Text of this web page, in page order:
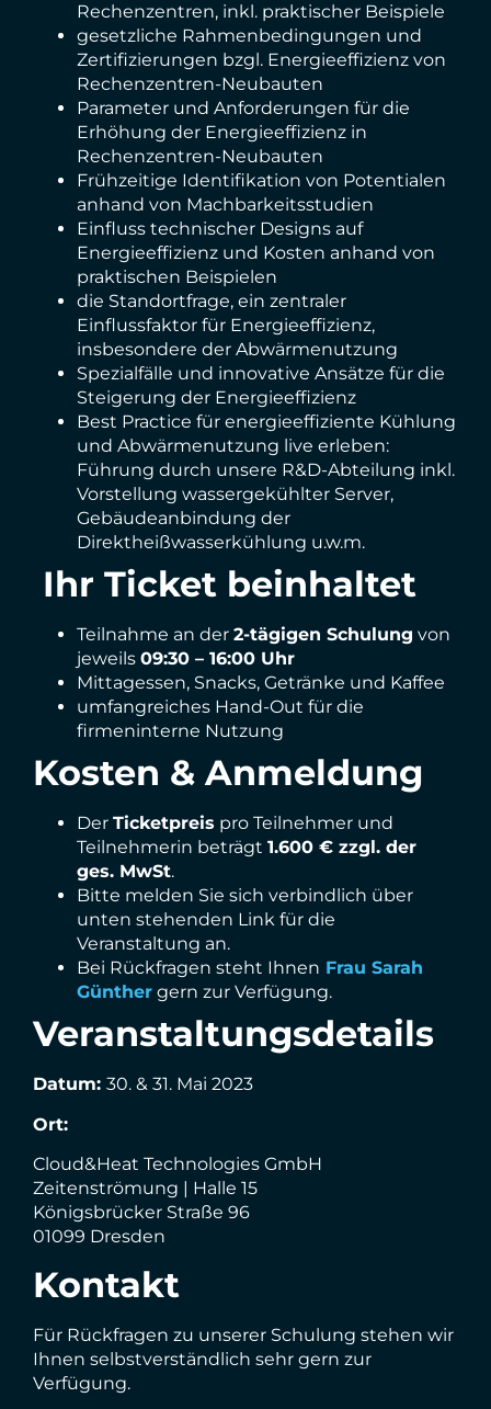
Rechenzentren, inkl. praktischer Beispiele
gesetzliche Rahmenbedingungen und
Zertifizierungen bzgl. Energieeffizienz von
Rechenzentren-Neubauten
Parameter und Anforderungen für die
Erhöhung der Energieeffizienz in
Rechenzentren-Neubauten
Frühzeitige Identifikation von Potentialen
anhand von Machbarkeitsstudien
Einfluss technischer Designs auf
Energieeffizienz und Kosten anhand von
praktischen Beispielen
die Standortfrage, ein zentraler
Einflussfaktor für Energieeffizienz,
insbesondere der Abwärmenutzung
Spezialfälle und innovative Ansätze für die
Steigerung der Energieeffizienz
Best Practice für energieeffiziente Kühlung
und Abwärmenutzung live erleben:
Führung durch unsere R&D-Abteilung inkl.
Vorstellung wassergekühlter Server,
Gebäudeanbindung der
Direktheißwasserkühlung u.w.m.
Ihr Ticket beinhaltet
Teilnahme an der 2-tägigen Schulung von
jeweils 09:30 – 16:00 Uhr
Mittagessen, Snacks, Getränke und Kaffee
umfangreiches Hand-Out für die
firmeninterne Nutzung
Kosten & Anmeldung
Der Ticketpreis pro Teilnehmer und
Teilnehmerin beträgt 1.600 € zzgl. der
ges. MwSt.
Bitte melden Sie sich verbindlich über
unten stehenden Link für die
Veranstaltung an.
Bei Rückfragen steht Ihnen Frau Sarah
Günther gern zur Verfügung.
Veranstaltungsdetails
Datum: 30. & 31. Mai 2023
Ort:
Cloud&Heat Technologies GmbH
Zeitenströmung | Halle 15
Königsbrücker Straße 96
01099 Dresden
Kontakt
Für Rückfragen zu unserer Schulung stehen wir
Ihnen selbstverständlich sehr gern zur
Verfügung.